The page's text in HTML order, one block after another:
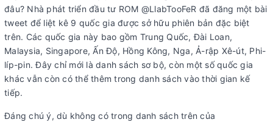
đâu? Nhà phát triển đầu tư ROM @LlabTooFeR đã đăng một bài
tweet để liệt kê 9 quốc gia được sở hữu phiên bản đặc biệt
trên. Các quốc gia này bao gồm Trung Quốc, Đài Loan,
Malaysia, Singapore, Ấn Độ, Hồng Kông, Nga, Ả-rập Xê-út, Phi-
líp-pin. Đây chỉ mới là danh sách sơ bộ, còn một số quốc gia
khác vẫn còn có thể thêm trong danh sách vào thời gian kế
tiếp.
Đáng chú ý, dù không có trong danh sách trên của